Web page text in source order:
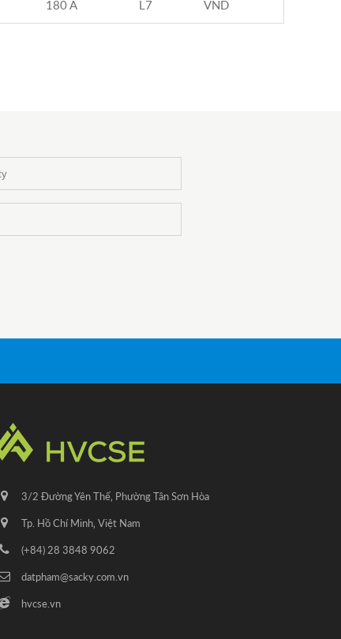
180 A L7 VND
3/2 Đường Yên Thế‚ Phường Tân Sơn Hòa
Tp. Hồ Chí Minh‚ Việt Nam
(+84) 28 3848 9062
datpham@sacky.com.vn
hvcse.vn